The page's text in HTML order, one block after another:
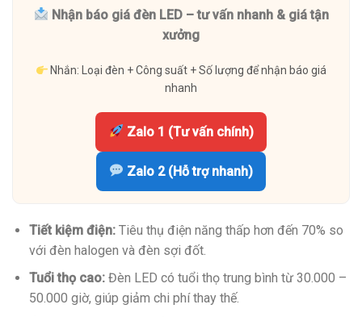
Nhận báo giá đèn LED – tư vấn nhanh & giá tận
xưởng
Nhắn: Loại đèn + Công suất + Số lượng để nhận báo giá
nhanh
Zalo 1 (Tư vấn chính)
Zalo 2 (Hỗ trợ nhanh)
Tiết kiệm điện:Tiêu thụ điện năng thấp hơn đến 70% so
với đèn halogen và đèn sợi đốt.
Tuổi thọ cao:Đèn LED có tuổi thọ trung bình từ 30.000 –
50.000 giờ, giúp giảm chi phí thay thế.